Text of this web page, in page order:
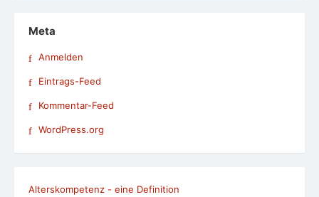
Meta
Anmelden
Eintrags-Feed
Kommentar-Feed
WordPress.org
Alterskompetenz - eine Definition